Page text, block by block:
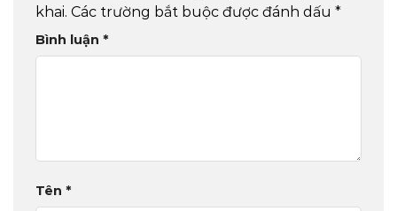
khai. Các trường bắt buộc được đánh dấu *
Bình luận *
Tên *